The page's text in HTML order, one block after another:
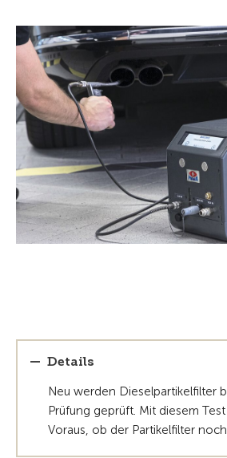
Details
Neu werden Dieselpartikelfilter
Prüfung geprüft. Mit diesem
Voraus, ob der Partikelfilter